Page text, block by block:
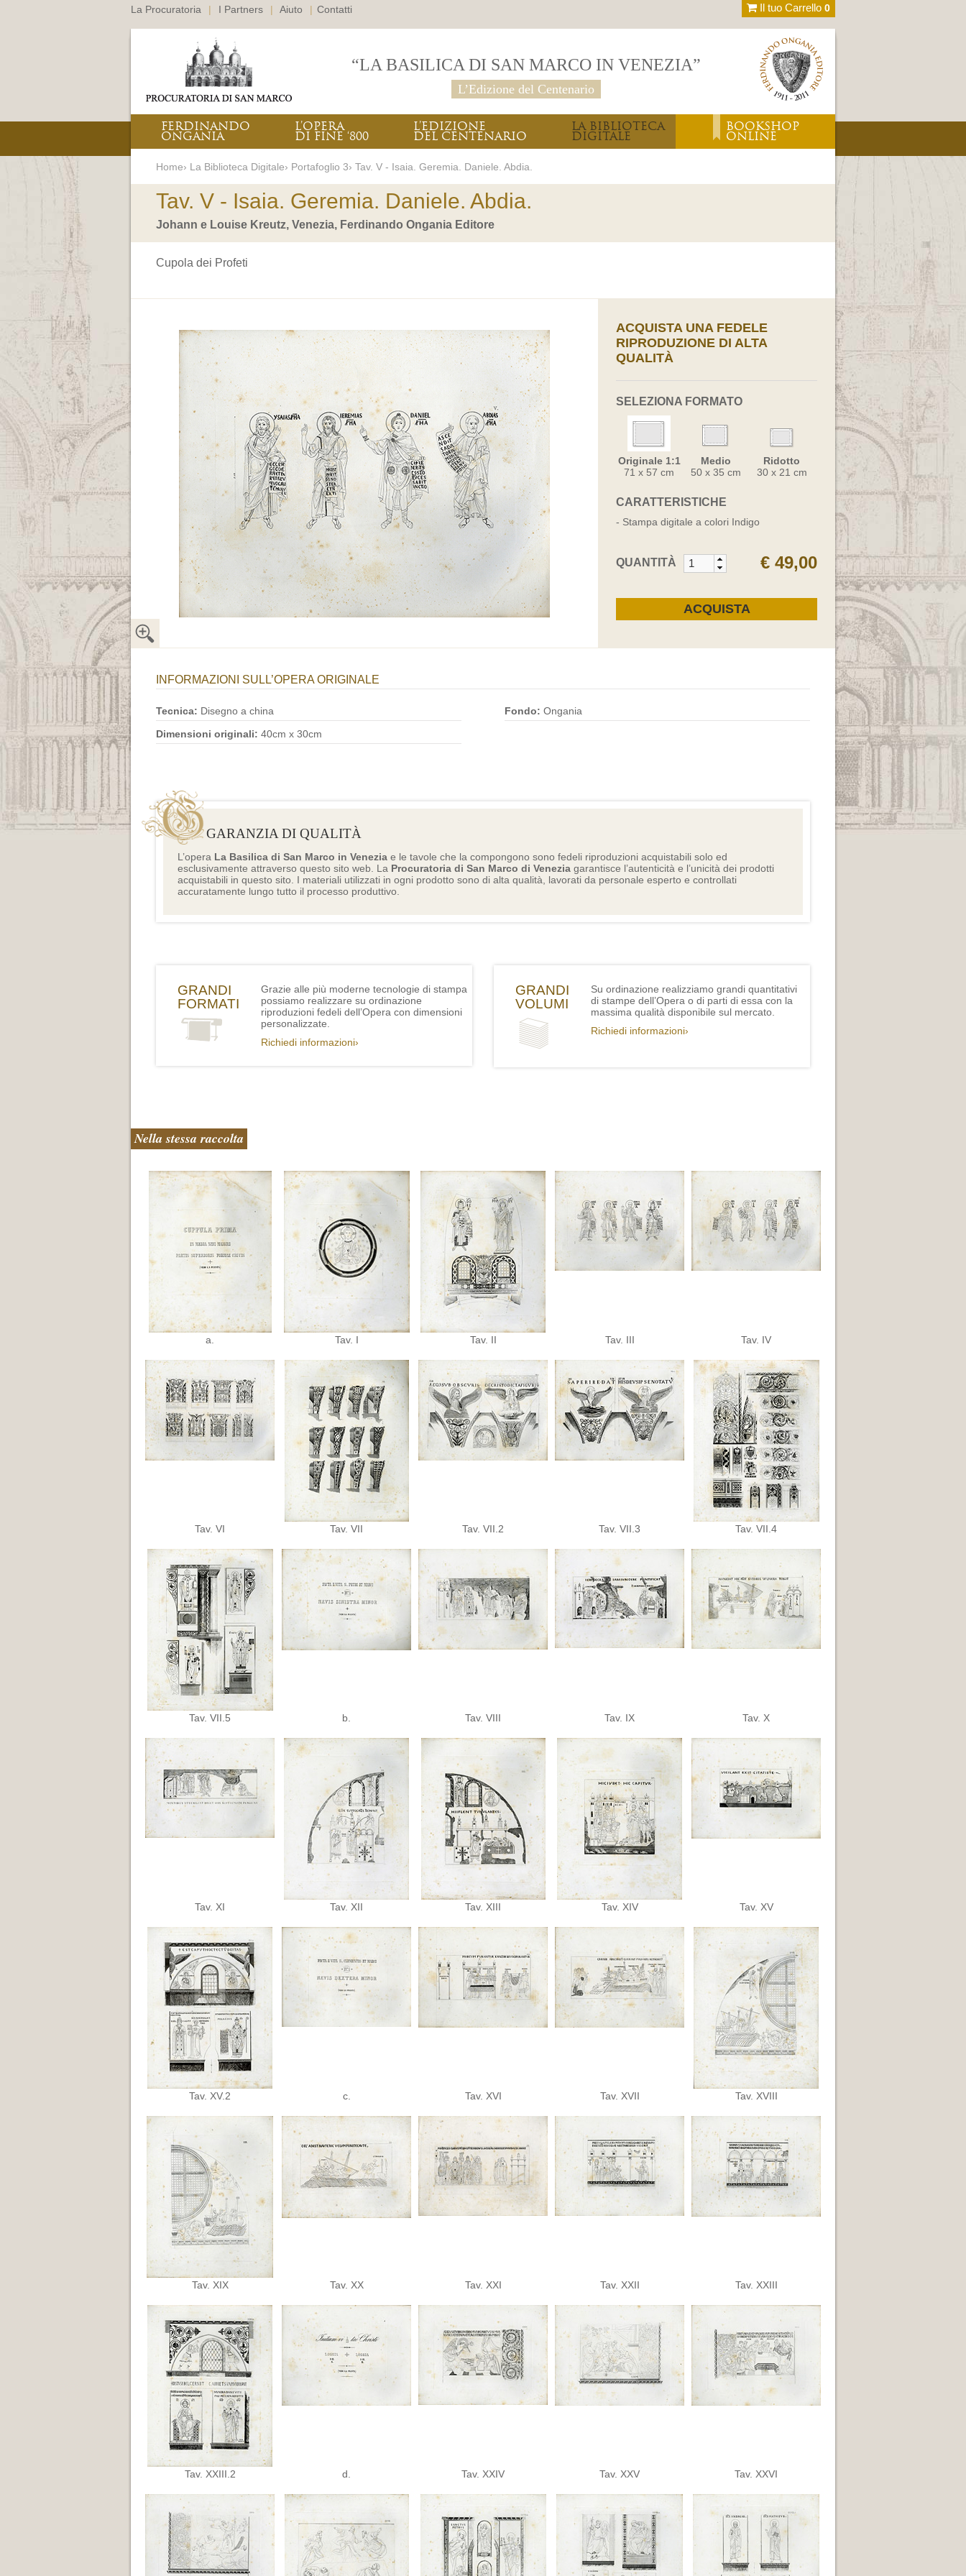
La Procuratoria | I Partners | Aiuto | Contatti Il tuo Carrello 0
“LA BASILICA DI SAN MARCO IN VENEZIA”
L’Edizione del Centenario
FERDINANDO
ONGANIA
L’OPERA
DI FINE ‘800
L’EDIZIONE
DEL CENTENARIO
LA BIBLIOTECA
DIGITALE
BOOKSHOP
ONLINE
Home› La Biblioteca Digitale› Portafoglio 3› Tav. V - Isaia. Geremia. Daniele. Abdia.
Tav. V - Isaia. Geremia. Daniele. Abdia.
Johann e Louise Kreutz, Venezia, Ferdinando Ongania Editore
Cupola dei Profeti
ACQUISTA UNA FEDELE
RIPRODUZIONE DI ALTA
QUALITÀ
SELEZIONA FORMATO
Originale 1:1
71 x 57 cm
Medio
50 x 35 cm
Ridotto
30 x 21 cm
CARATTERISTICHE
- Stampa digitale a colori Indigo
QUANTITÀ € 49,00
INFORMAZIONI SULL’OPERA ORIGINALE
Tecnica: Disegno a china
Dimensioni originali: 40cm x 30cm
Fondo: Ongania
GARANZIA DI QUALITÀ
L’opera La Basilica di San Marco in Venezia e le tavole che la compongono sono fedeli riproduzioni acquistabili solo ed
esclusivamente attraverso questo sito web. La Procuratoria di San Marco di Venezia garantisce l’autenticità e l’unicità dei prodotti
acquistabili in questo sito. I materiali utilizzati in ogni prodotto sono di alta qualità, lavorati da personale esperto e controllati
accuratamente lungo tutto il processo produttivo.
GRANDI
FORMATI
Grazie alle più moderne tecnologie di stampa
possiamo realizzare su ordinazione
riproduzioni fedeli dell’Opera con dimensioni
personalizzate.
Richiedi informazioni›
GRANDI
VOLUMI
Su ordinazione realizziamo grandi quantitativi
di stampe dell’Opera o di parti di essa con la
massima qualità disponibile sul mercato.
Richiedi informazioni›
Nella stessa raccolta
a. Tav. I Tav. II Tav. III Tav. IV
Tav. VI Tav. VII Tav. VII.2 Tav. VII.3 Tav. VII.4
Tav. VII.5 b. Tav. VIII Tav. IX Tav. X
Tav. XI Tav. XII Tav. XIII Tav. XIV Tav. XV
Tav. XV.2 c. Tav. XVI Tav. XVII Tav. XVIII
Tav. XIX Tav. XX Tav. XXI Tav. XXII Tav. XXIII
Tav. XXIII.2 d. Tav. XXIV Tav. XXV Tav. XXVI